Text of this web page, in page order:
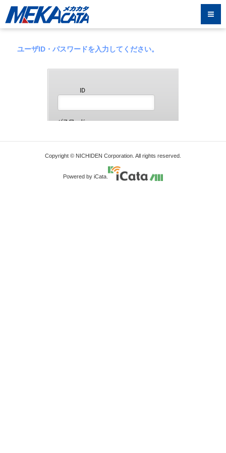
ユーザID・パスワードを入力してください。
Copyright © NICHIDEN Corporation. All rights reserved.
Powered by iCata.